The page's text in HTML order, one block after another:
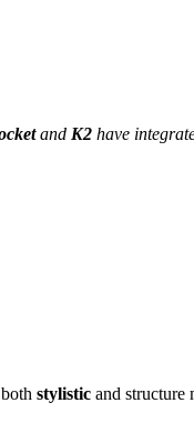
and K2 have
stylistic and structure